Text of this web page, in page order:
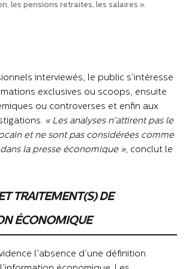
les pensions retraites, les salaires ».
interviewés, le public s’intéresse
exclusives ou scoops, ensuite
ou controverses et enfin aux
« Les analyses n’attirent pas le
et ne sont pas considérées comme
la presse économique », conclut le
TRAITEMENT(S) DE
ÉCONOMIQUE
l’absence d’une définition